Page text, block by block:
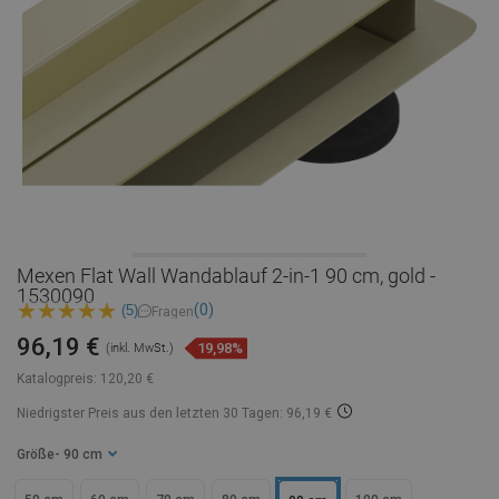
Mexen Flat Wall Wandablauf 2-in-1 90 cm, gold -
1530090
(5) Fragen(0)
Katalogpreis: 120,20 €
96,19 € (inkl. MwSt.) 19,98%
Niedrigster Preis aus den letzten 30 Tagen: 96,19 €
Größe - 90 cm